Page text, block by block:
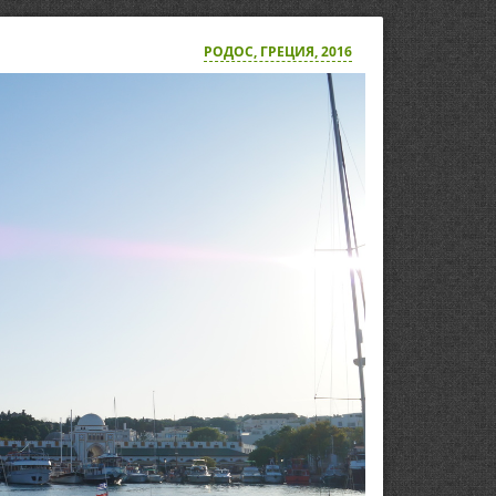
РОДОС, ГРЕЦИЯ, 2016